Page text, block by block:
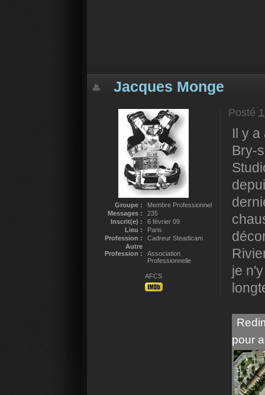
Jacques Monge
Groupe :
Membre Professionnel
Messages :
235
Inscrit(e) :
6 février 09
Lieu :
Paris
Profession :
Cadreur Steadicam
Autre
Profession :
Association
Professionnelle
AFCS
Posté
Il y a
Bry-
je
pour